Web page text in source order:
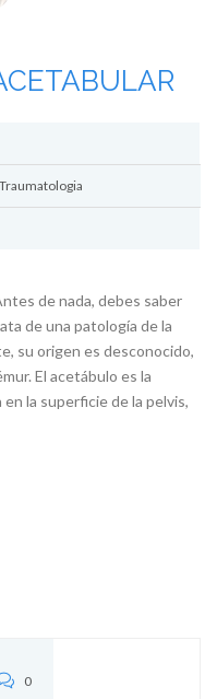
Traumatologia
de nada, debes saber
de una patología de la
su origen es desconocido,
El acetábulo es la
la superficie de la pelvis,
0